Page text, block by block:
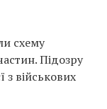
схему
Підозру
з військових